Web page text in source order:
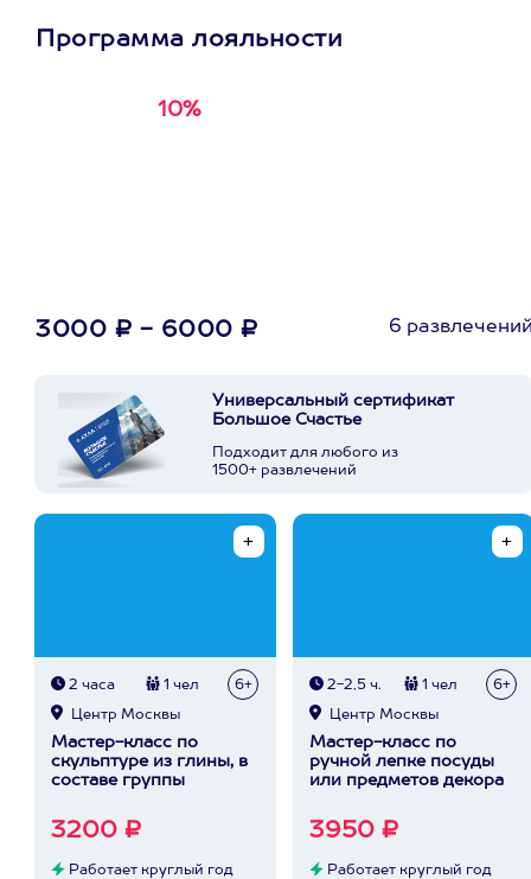
Программа лояльности
10%
3000 ₽ - 6000 ₽ 6
Универсальный сертификат
Большое Счастье
Подходит для любого из
1500+ развлечений
2 часа 1 чел 6+
Центр Москвы
Мастер-класс по
скульптуре из глины, в
составе группы
3200 ₽
Работает круглый год
2-2,5 ч. 1 чел 6+
Центр Москвы
Мастер-класс по
ручной лепке посуды
или предметов декора
3950 ₽
Работает круглый год